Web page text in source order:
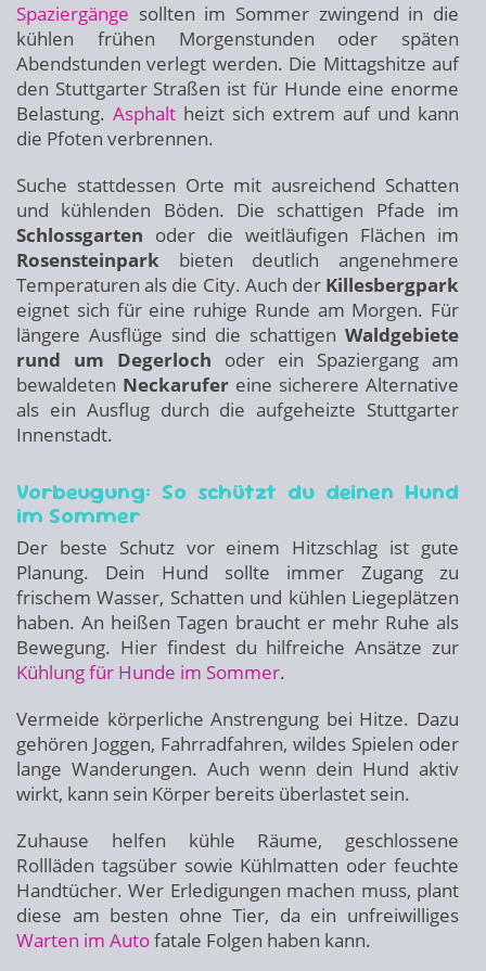
Spaziergänge sollten im Sommer zwingend in die
kühlen frühen Morgenstunden oder späten
Abendstunden verlegt werden. Die Mittagshitze auf
den Stuttgarter Straßen ist für Hunde eine enorme
Belastung. Asphalt heizt sich extrem auf und kann
die Pfoten verbrennen.
Suche stattdessen Orte mit ausreichend Schatten
und kühlenden Böden. Die schattigen Pfade im
Schlossgarten oder die weitläufigen Flächen im
Rosensteinpark bieten deutlich angenehmere
Temperaturen als die City. Auch der Killesbergpark
eignet sich für eine ruhige Runde am Morgen. Für
längere Ausflüge sind die schattigen Waldgebiete
rund um Degerloch oder ein Spaziergang am
bewaldeten Neckarufer eine sicherere Alternative
als ein Ausflug durch die aufgeheizte Stuttgarter
Innenstadt.
Vorbeugung: So schützt du deinen Hund
im Sommer
Der beste Schutz vor einem Hitzschlag ist gute
Planung. Dein Hund sollte immer Zugang zu
frischem Wasser, Schatten und kühlen Liegeplätzen
haben. An heißen Tagen braucht er mehr Ruhe als
Bewegung. Hier findest du hilfreiche Ansätze zur
Kühlung für Hunde im Sommer.
Vermeide körperliche Anstrengung bei Hitze. Dazu
gehören Joggen, Fahrradfahren, wildes Spielen oder
lange Wanderungen. Auch wenn dein Hund aktiv
wirkt, kann sein Körper bereits überlastet sein.
Zuhause helfen kühle Räume, geschlossene
Rollläden tagsüber sowie Kühlmatten oder feuchte
Handtücher. Wer Erledigungen machen muss, plant
diese am besten ohne Tier, da ein unfreiwilliges
Warten im Autofatale Folgen haben kann.